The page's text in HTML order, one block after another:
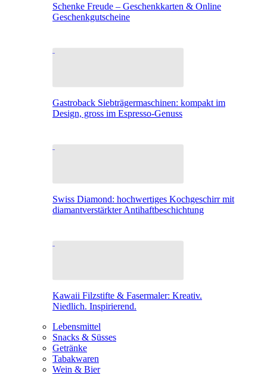
Schenke Freude – Geschenkkarten & Online
Geschenkgutscheine
Gastroback Siebträgermaschinen: kompakt im
Design, gross im Espresso-Genuss
Swiss Diamond: hochwertiges Kochgeschirr mit
diamantverstärkter Antihaftbeschichtung
Kawaii Filzstifte & Fasermaler: Kreativ.
Niedlich. Inspirierend.
Lebensmittel
Snacks & Süsses
Getränke
Tabakwaren
Wein & Bier